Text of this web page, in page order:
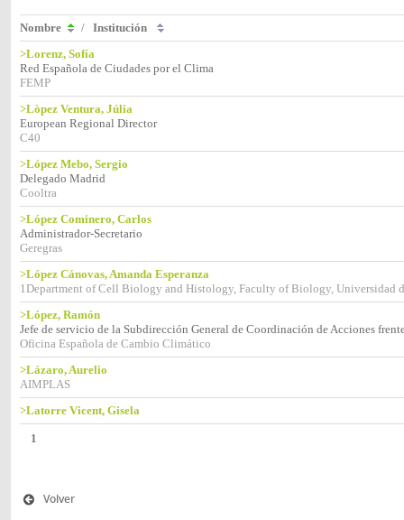
Nombre / Institución
>Lorenz, Sofía
Red Española de Ciudades por el Clima
FEMP
>Lòpez Ventura, Júlia
European Regional Director
C40
>López Mebo, Sergio
Delegado Madrid
Cooltra
>López Cominero, Carlos
Administrador-Secretario
Geregras
>López Cánovas, Amanda Esperanza
1Department of Cell Biology and Histology, Faculty of Biology, Universidad
>López, Ramón
Jefe de servicio de la Subdirección General de Coordinación de Acciones
Oficina Española de Cambio Climático
>Lázaro, Aurelio
AIMPLAS
>Latorre Vicent, Gisela
1
Volver